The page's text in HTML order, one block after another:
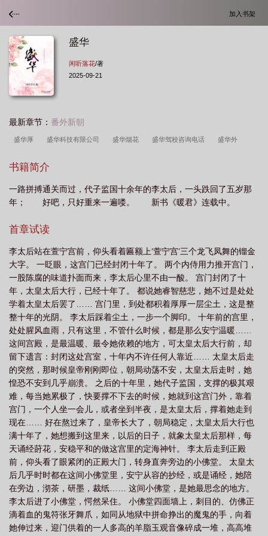
加入书架
盛华
闲听落花/著
2025-09-21
最新章节： 番外新朝
盛华厚 盛华科技有限公司 盛华烟花 盛华驾校咨询电话 盛华外
介 盛华闲听落花
是哪个 盛华兰图片 盛华化工有限公司简介 盛华女子学院动漫全集 盛华
基材取得非金属专利 盛华化工 盛华晋江 盛华海鲜批发市场 盛华金力装
卸公司 盛华强
格 盛华人物介绍 盛华景苑 盛华新材股票 盛华番外 盛华讲述了什
么 盛华检测场 盛华txt 盛华兰结局 盛华天宸 盛华兰扮演者叫什
么 盛华紫竹国际学校 盛华特种铸造申请电渣熔铸专利 胜华新材股票 盛
华亚集团主要做什么 盛华苑 盛华公司 盛华海主治什么病拿手 盛华讲的
什么 盛华化工公司11.28 盛华无弹窗全文免费阅读 盛华里购物中心
华全文免费阅读无弹窗 盛华口腔 盛华热力公司24小时电话 盛华园 盛
华驾校官网 盛华闲听落花讲什么 盛华公馆 盛华兰的扮演者 盛华源申请
铜镍合金焊料专利 盛华宏林批发市场 盛华屯夜市 盛华女子学院在线看动
漫 盛华集团 盛华物业管理有限公司 盛华TXT 盛华讲的是什么故
盛华机动车检测场 盛华闲听落花笔趣阁 盛华人 盛华大致讲什么内
容 盛华集团董事长 盛华兰嫁给了谁 圣华学院 盛华 闲听落花 盛华
免费全文阅读 盛华东大街幼儿园开展澳门回归主题教育活动 盛华根 盛华金
院 盛华的意思 盛华驾校 盛华学院 盛华里好莱坞影城今日影讯
男主角是谁 盛华女主最后和谁在一起了
书籍简介
一路拼搏通关而过，代子监国十余年的李太后，一头跌回了五岁那
年； 好吧，只好重来一遍喽。 新书《暖君》连载中。
首章试读
李太后站在萱宁宫前，仰头看着匾额上‘萱宁宫’三个龙飞凤舞的镏金
大字。 一眨眼，这宫门已经封闭十年了。 两个内侍用力推开宫门，
一股陈腐的味道扑面而来，李太后心里不由一酸。 宫门封闭了十
年，太皇太后大行，已经十年了。 都说她睿智慈悲，她不过是处处
学着太皇太后罢了…… 宫门里，到处都积着厚厚一层尘土，这是整
整十年的光阴。 李太后踩着尘土，一步一个脚印。 十年前的宫里，
处处腥风血雨，只有这里，不管什么时候，都是那么安宁温暖……
这间宫殿，是最温暖、最令她依赖的地方，可太皇太后大行前，却
留下遗言：封闭这处宫室，十年内不许任何人靠近…… 太皇太后走
的突然，那时候皇帝刚刚即位，朝局动荡不安，太皇太后走时，她
惶恐不安到几乎崩溃。 之后的十年里，她代子监国，支撑的极其艰
难，每当她累极了，快要撑不下去的时候，她就到这宫门外，靠着
宫门，一个人坐一会儿，或者坐到半夜，是太皇太后，撑着她走到
现在…… 好在熬过来了，皇帝长大了，朝局稳定，太皇太后大行也
满十年了，她想搬到这里来，以后的日子，就象太皇太后那样，每
天诵经莳花，安稳平和的做这宫里的定海神针。 李太后走到正殿
前，仰头看了眼紧闭的正殿大门，转身直奔旁边的小佛堂。 太皇太
后几乎时时都在这间小佛堂里，安宁从容的抄经，或是诵经，她陪
在旁边，沏茶，研墨，裁纸…… 这间小佛堂，是她最思念的地方。
李太后进了小佛堂，愕然呆住。 小佛堂四面墙上，刺目的、仿佛正
滴着血的鬼符张牙舞爪，如同从地狱中拼命挣出的魔鬼的手，向着
她伸过来，迎门供着的一人多高的羊脂玉观音像碎成一堆，高高堆